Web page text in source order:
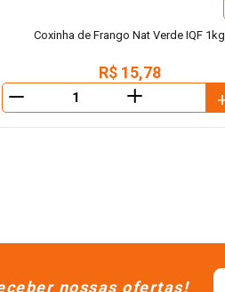
Coxinha de Frango Nat Verde IQF 1kg
R$ 15,78
＋
nossas ofertas!